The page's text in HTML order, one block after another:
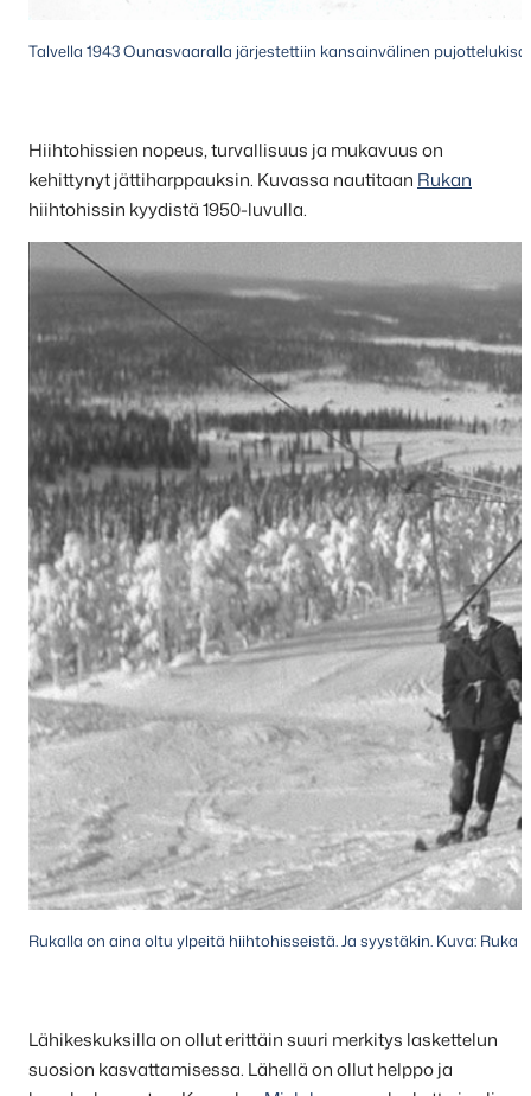
Talvella 1943 Ounasvaaralla järjestettiin kansainvälinen
Hiihtohissien nopeus, turvallisuus ja mukavuus on
kehittynyt jättiharppauksin. Kuvassa nautitaan Rukan
hiihtohissin kyydistä 1950-luvulla.
Rukalla on aina oltu ylpeitä hiihtohisseistä. Ja syystäkin. Kuva: Ruka
Lähikeskuksilla on ollut erittäin suuri merkitys laskettelun
suosion kasvattamisessa. Lähellä on ollut helppo ja